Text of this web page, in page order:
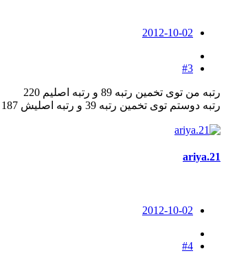
2012-10-02
#3
رتبه من توی تخمین رتبه 89 و رتبه اصلیم 220
رتبه دوستم توی تخمین رتبه 39 و رتبه اصلیش 187
ariya.21
2012-10-02
#4